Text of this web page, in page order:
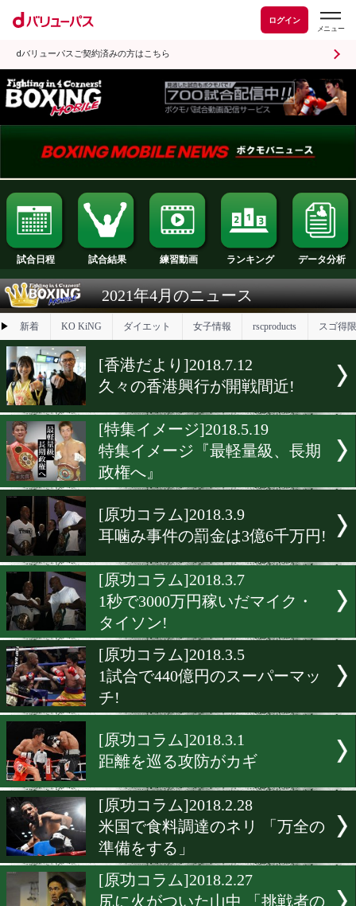
ログイン
dバリューパスご契約済みの方はこちら
試合日程 試合結果 練習動画 ランキング
2021年4月のニュース
▶ 新着 KO KiNG ダイエット 女子情報
[香港だより]2018.7.12
久々の香港興行が開戦間近!
[特集イメージ]2018.5.19
特集イメージ『最軽量級、
政権へ』
[原功コラム]2018.3.9
耳噛み事件の罰金は3億6千
タイソン!
[原功コラム]2018.3.5
1試合で440億円のスーパー
チ!
[原功コラム]2018.3.1